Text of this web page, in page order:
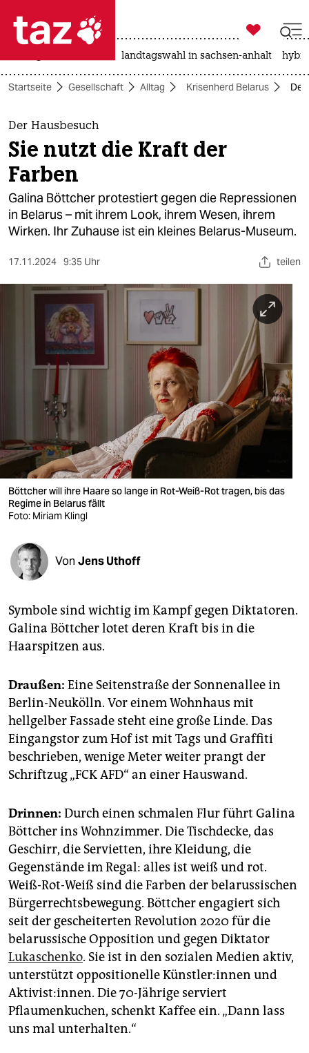
 taz zahl ich
taz zahl ich
themen
politik
öko
gesellschaft
sport
wahrheit
verlag
veranstaltungen
shop
fragen & hilfe
unterstützen
abo
epaper login

taz zahl ich
landtagswahl in sachsen-anhalt
Startseite Gesellschaft Alltag Krisenherd Belarus Der
Der Hausbesuch
Sie nutzt die Kraft der
Farben
Galina Böttcher protestiert gegen die Repressionen
in Belarus – mit ihrem Look, ihrem Wesen, ihrem
Wirken. Ihr Zuhause ist ein kleines Belarus-Museum.
17.11.2024 9:35 Uhr teilen
Böttcher will ihre Haare so lange in Rot-Weiß-Rot tragen, bis das
Regime in Belarus fällt
Foto: Miriam Klingl
Von Jens Uthoff
Symbole sind wichtig im Kampf gegen Diktatoren.
Galina Böttcher lotet deren Kraft bis in die
Haarspitzen aus.
Draußen: Eine Seitenstraße der Sonnenallee in
Berlin-Neukölln. Vor einem Wohnhaus mit
hellgelber Fassade steht eine große Linde. Das
Eingangstor zum Hof ist mit Tags und Graffiti
beschrieben, wenige Meter weiter prangt der
Schriftzug „FCK AFD“ an einer Hauswand.
Drinnen: Durch einen schmalen Flur führt Galina
Böttcher ins Wohnzimmer. Die Tischdecke, das
Geschirr, die Servietten, ihre Kleidung, die
Gegenstände im Regal: alles ist weiß und rot.
Weiß-Rot-Weiß sind die Farben der belarussischen
Bürgerrechtsbewegung. Böttcher engagiert sich
seit der gescheiterten Revolution 2020 für die
belarussische Opposition und gegen Diktator
Lukaschenko. Sie ist in den sozialen Medien aktiv,
unterstützt oppositionelle Künst­le­r:in­nen und
Aktivist:innen. Die 70-Jährige serviert
Pflaumenkuchen, schenkt Kaffee ein. „Dann lass
uns mal unterhalten.“